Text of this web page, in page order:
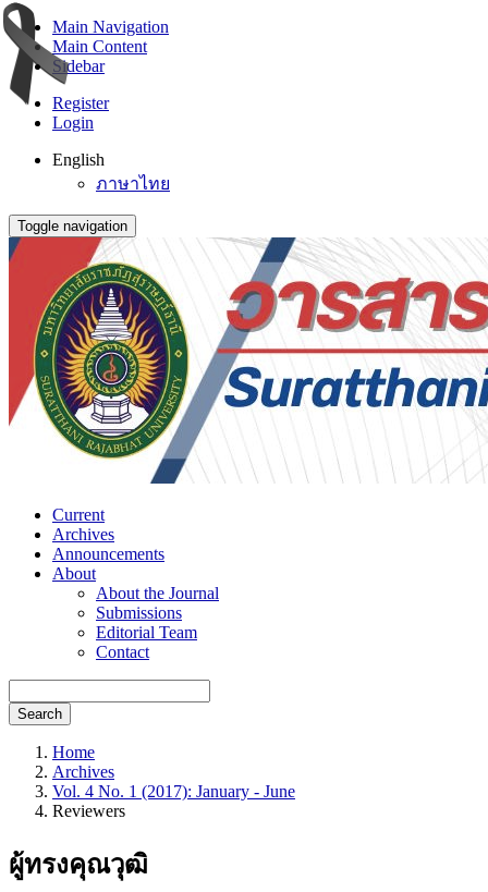
Main Navigation
Main Content
Sidebar
Register
Login
English
ภาษาไทย
Toggle navigation
Current
Archives
Announcements
About
About the Journal
Submissions
Editorial Team
Contact
Search
Home
Archives
Vol. 4 No. 1 (2017): January - June
Reviewers
ผู้ทรงคุณวุฒิ